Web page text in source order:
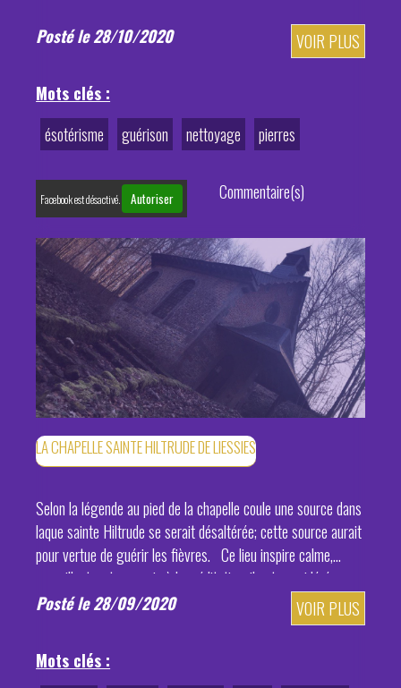
Posté le 28/10/2020 VOIR PLUS
Mots clés :
ésotérisme
guérison nettoyage pierres
Facebook est désactivé. Autoriser Commentaire(s)
LA CHAPELLE SAINTE HILTRUDE DE LIESSIES
Selon la légende au pied de la chapelle coule une source dans
laque sainte Hiltrude se serait désaltérée; cette source aurait
pour vertue de guérir les fièvres. Ce lieu inspire calme,
recueillant, est propocie à la méditation: il est considéré com
Posté le 28/09/2020
VOIR PLUS
Mots clés :